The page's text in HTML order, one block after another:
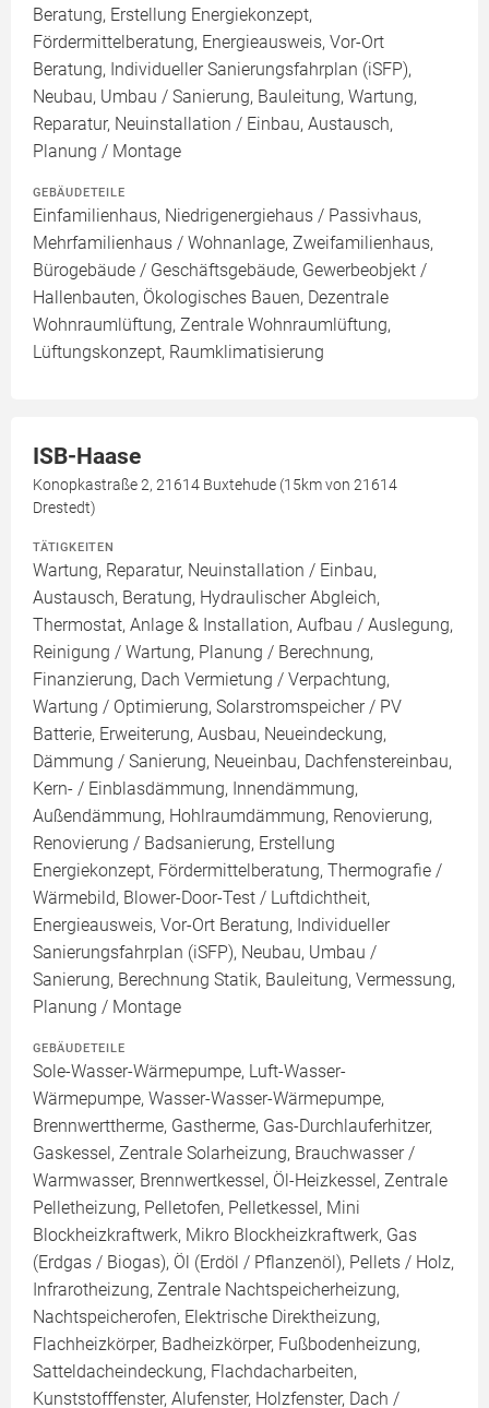
Beratung, Erstellung Energiekonzept,
Fördermittelberatung, Energieausweis, Vor-Ort
Beratung, Individueller Sanierungsfahrplan (iSFP),
Neubau, Umbau / Sanierung, Bauleitung, Wartung,
Reparatur, Neuinstallation / Einbau, Austausch,
Planung / Montage
GEBÄUDETEILE
Einfamilienhaus, Niedrigenergiehaus / Passivhaus,
Mehrfamilienhaus / Wohnanlage, Zweifamilienhaus,
Bürogebäude / Geschäftsgebäude, Gewerbeobjekt /
Hallenbauten, Ökologisches Bauen, Dezentrale
Wohnraumlüftung, Zentrale Wohnraumlüftung,
Lüftungskonzept, Raumklimatisierung
ISB-Haase
Konopkastraße 2, 21614 Buxtehude (15km von 21614
Drestedt)
TÄTIGKEITEN
Wartung, Reparatur, Neuinstallation / Einbau,
Austausch, Beratung, Hydraulischer Abgleich,
Thermostat, Anlage & Installation, Aufbau / Auslegung,
Reinigung / Wartung, Planung / Berechnung,
Finanzierung, Dach Vermietung / Verpachtung,
Wartung / Optimierung, Solarstromspeicher / PV
Batterie, Erweiterung, Ausbau, Neueindeckung,
Dämmung / Sanierung, Neueinbau, Dachfenstereinbau,
Kern- / Einblasdämmung, Innendämmung,
Außendämmung, Hohlraumdämmung, Renovierung,
Renovierung / Badsanierung, Erstellung
Energiekonzept, Fördermittelberatung, Thermografie /
Wärmebild, Blower-Door-Test / Luftdichtheit,
Energieausweis, Vor-Ort Beratung, Individueller
Sanierungsfahrplan (iSFP), Neubau, Umbau /
Sanierung, Berechnung Statik, Bauleitung, Vermessung,
Planung / Montage
GEBÄUDETEILE
Sole-Wasser-Wärmepumpe, Luft-Wasser-
Wärmepumpe, Wasser-Wasser-Wärmepumpe,
Brennwerttherme, Gastherme, Gas-Durchlauferhitzer,
Gaskessel, Zentrale Solarheizung, Brauchwasser /
Warmwasser, Brennwertkessel, Öl-Heizkessel, Zentrale
Pelletheizung, Pelletofen, Pelletkessel, Mini
Blockheizkraftwerk, Mikro Blockheizkraftwerk, Gas
(Erdgas / Biogas), Öl (Erdöl / Pflanzenöl), Pellets / Holz,
Infrarotheizung, Zentrale Nachtspeicherheizung,
Nachtspeicherofen, Elektrische Direktheizung,
Flachheizkörper, Badheizkörper, Fußbodenheizung,
Satteldacheindeckung, Flachdacharbeiten,
Kunststofffenster, Alufenster, Holzfenster, Dach /